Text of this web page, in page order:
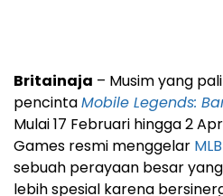
Britainaja – Musim yang
pencintaMobile Legends:
Mulai 17 Februari hingga 2
Games resmi menggelar
sebuah perayaan besar
lebih spesial karena